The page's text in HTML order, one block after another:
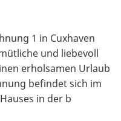
1 in Cuxhaven
und liebevoll
erholsamen Urlaub
befindet sich im
in der b